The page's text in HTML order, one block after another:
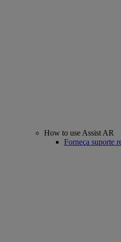
How to use Assist AR
Forneça suporte